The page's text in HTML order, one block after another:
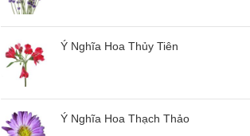
Ý Nghĩa Hoa Thủy Tiên
Ý Nghĩa Hoa Thạch Thảo